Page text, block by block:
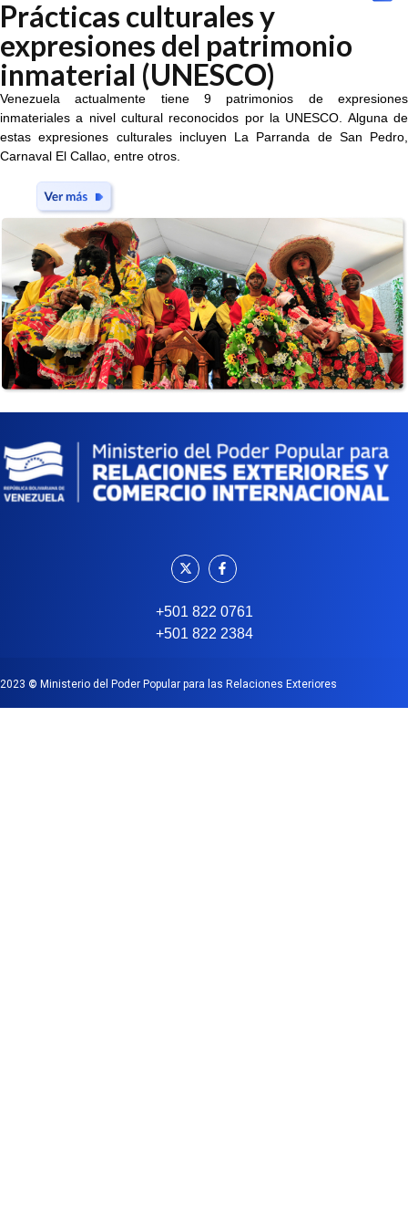
Prácticas culturales y
expresiones del patrimonio
inmaterial (UNESCO)
Venezuela actualmente tiene 9 patrimonios de expresiones
inmateriales a nivel cultural reconocidos por la UNESCO. Alguna de
estas expresiones culturales incluyen La Parranda de San Pedro,
Carnaval El Callao, entre otros.
+501 822 0761
+501 822 2384
2023 © Ministerio del Poder Popular para las Relaciones Exteriores